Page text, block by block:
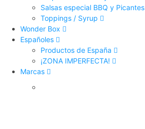
Salsas especial BBQ y Picantes
Toppings / Syrup
Wonder Box
Españoles
Productos de España
¡ZONA IMPERFECTA!
Marcas